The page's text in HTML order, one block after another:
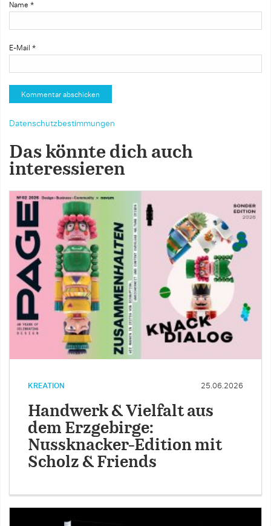
Name *
E-Mail *
Datenschutzbestimmungen
Das könnte dich auch
interessieren
KREATION 25.06.2026
Handwerk & Vielfalt aus
dem Erzgebirge:
Nussknacker-Edition mit
Scholz & Friends